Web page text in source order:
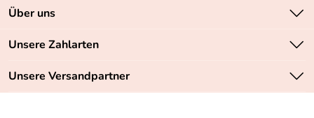
Kontakt
Retourenabwicklung
Lieferbedingungen
Über uns
Unsere Bestseller
Neu
Unsere Zahlarten
Unsere Versandpartner